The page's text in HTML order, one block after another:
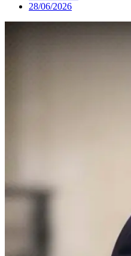
28/06/2026